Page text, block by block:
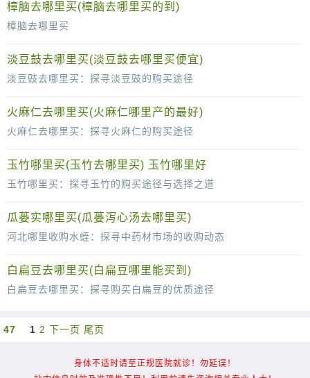
樟脑去哪里买(樟脑去哪里买的到)
樟脑去哪里买
淡豆鼓去哪里买(淡豆鼓去哪里买便宜)
淡豆豉去哪里买：探寻淡豆豉的购买途径
火麻仁去哪里买(火麻仁哪里产的最好)
火麻仁去哪里买：探寻火麻仁的购买途径
玉竹哪里买(玉竹去哪里买) 玉竹哪里好
玉竹哪里买：探寻玉竹的购买途径与选择之道
瓜蒌实哪里买(瓜蒌泻心汤去哪里买)
河北哪里收购水蛭：探寻中药材市场的收购动态
白扁豆去哪里买(白扁豆哪里能买到)
白扁豆去哪里买：探寻购买白扁豆的优质途径
47
1 2 下一页 尾页
身体不适时请至正规医院就诊！勿延误！